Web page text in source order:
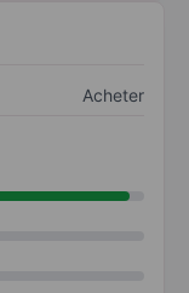
Acheter